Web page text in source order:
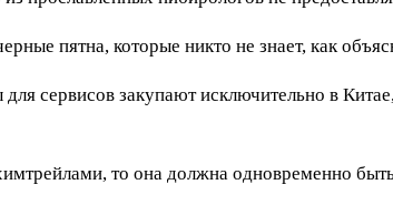
пятна, которые никто не знает, как
сервисов закупают исключительно в
то она должна одновременно